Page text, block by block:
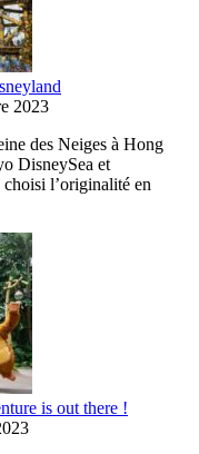
2023
des Neiges à Hong
DisneySea et
l’originalité en
is out there !